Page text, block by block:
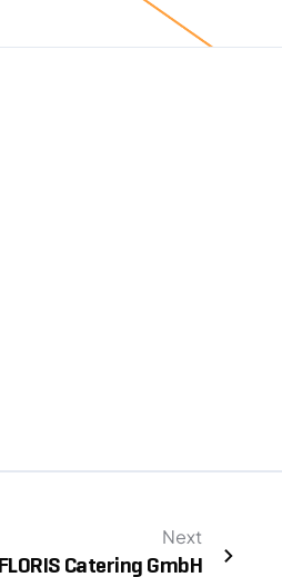
Next
FLORIS Catering GmbH